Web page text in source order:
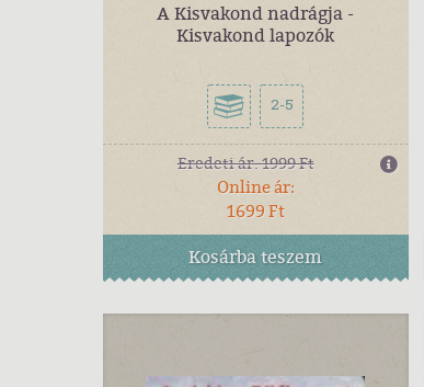
A Kisvakond nadrágja -
Kisvakond lapozók
2-5
Eredeti ár:1999 Ft
Online ár:
1699 Ft
Kosárbateszem